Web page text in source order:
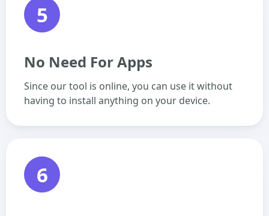
5
No Need For Apps
Since our tool is online, you can use it without
having to install anything on your device.
6